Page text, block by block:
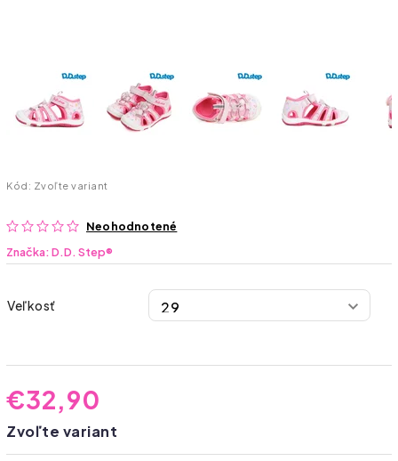
Kód: Zvoľte variant
Neohodnotené
Značka:D.D. Step®
Veľkosť
€32,90
Zvoľte variant